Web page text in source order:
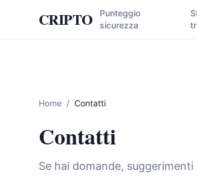
CRIPTO
Punteggio
sicurezza
Home / Contatti
Contatti
Se hai domande,